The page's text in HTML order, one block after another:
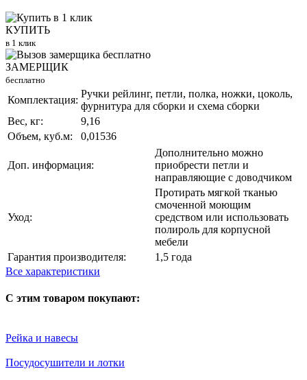
КУПИТЬ
в 1 клик
ЗАМЕРЩИК
бесплатно
Комплектация:
Ручки рейлинг, петли, полка, ножки, цоколь,
фурнитура для сборки и схема сборки
Вес, кг:
9,16
Объем, куб.м:
0,01536
Доп. информация:
Дополнительно можно
приобрести петли и
направляющие с доводчиком
Уход:
Протирать мягкой тканью
смоченной моющим
средством или использовать
полироль для корпусной
мебели
Гарантия производителя:
1,5 года
Все характеристики
С этим товаром покупают:
Рейка и навесы
Посудосушители и лотки